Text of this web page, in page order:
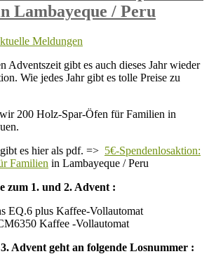
Lambayeque / Peru
Meldungen
Adventszeit gibt es auch dieses Jahr wieder
Wie jedes Jahr gibt es tolle Preise zu
200 Holz-Spar-Öfen für Familien in
es hier als pdf. => 5€-Spendenlosaktion:
Familien in Lambayeque / Peru
zum 1. und 2. Advent :
EQ.6 plus Kaffee-Vollautomat
Kaffee -Vollautomat
Advent geht an folgende Losnummer :